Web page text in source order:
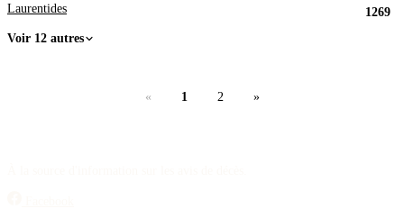
Laurentides
1269
Voir 12 autres
« 1 2 »